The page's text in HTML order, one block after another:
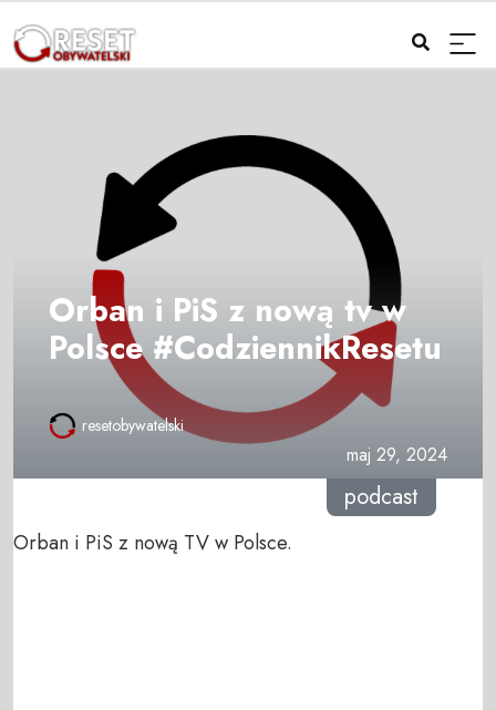
Orban i PiS z nową tv w
Polsce #CodziennikResetu
resetobywatelski
maj 29, 2024
podcast
Orban i PiS z nową TV w Polsce.